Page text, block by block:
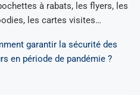
à rabats, les flyers, les
les cartes visites…
garantir la sécurité des
en période de pandémie ?